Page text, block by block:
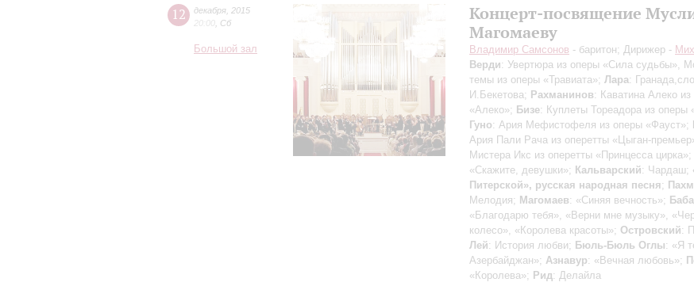
12 декабря 2015
20:00 Сб
Большой зал
Концерт-посвящение
Магомаеву
Владимир Самсонов - баритон; Дирижер -
Верди: Увертюра из оперы «Сила судьбы»,
темы из оперы «Травиата»; Лара:
И.Бекетова; Рахманинов: Каватина Алеко из
«Алеко»; Бизе: Куплеты Тореадора из оперы
Гуно: Ария Мефистофеля из оперы «Фауст»;
Ария Пали Рача из оперетты «Цыган-
Мистера Икс из оперетты «Принцесса цирка»;
«Скажите, девушки»; Кальварский: Чардаш;
Питерской», русская народная песня;
Мелодия; Магомаев: «Синяя вечность»;
«Благодарю тебя», «Верни мне музыку»,
колесо», «Королева красоты»; Островский:
Лей: История любви; Бюль-Бюль Оглы: «Я
Азербайджан»; Азнавур: «Вечная любовь»;
«Королева»; Рид: Делайла